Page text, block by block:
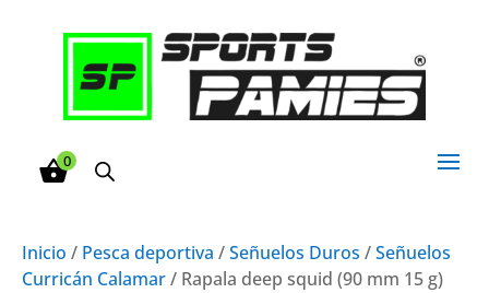
0
Inicio / Pesca deportiva /Señuelos Duros /Señuelos
Curricán Calamar/ Rapala deep squid (90 mm 15 g)